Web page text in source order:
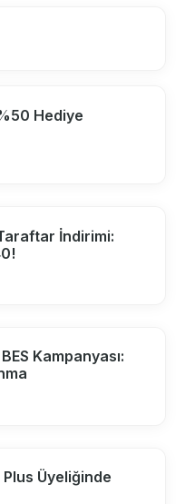
Hediye
İndirimi:
Kampanyası:
Üyeliğinde